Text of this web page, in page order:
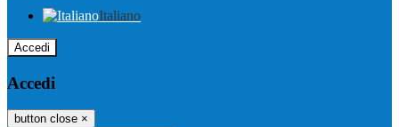
Italiano
Accedi
Accedi
button close ×